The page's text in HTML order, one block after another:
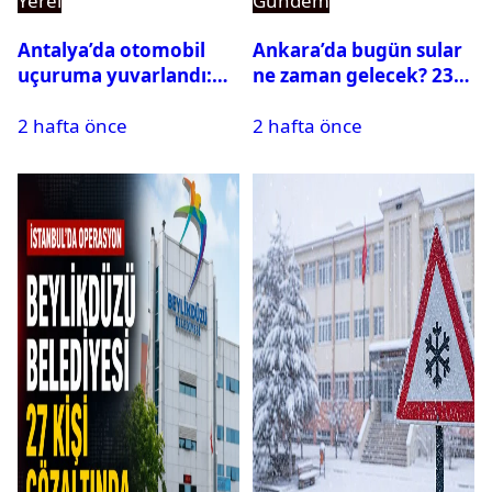
Antalya’da otomobil
uçuruma yuvarlandı:
var
2 hafta önce
Ankara’da bugün sular
ne zaman gelecek? 23
su kesintisi sorgulama
2 hafta önce